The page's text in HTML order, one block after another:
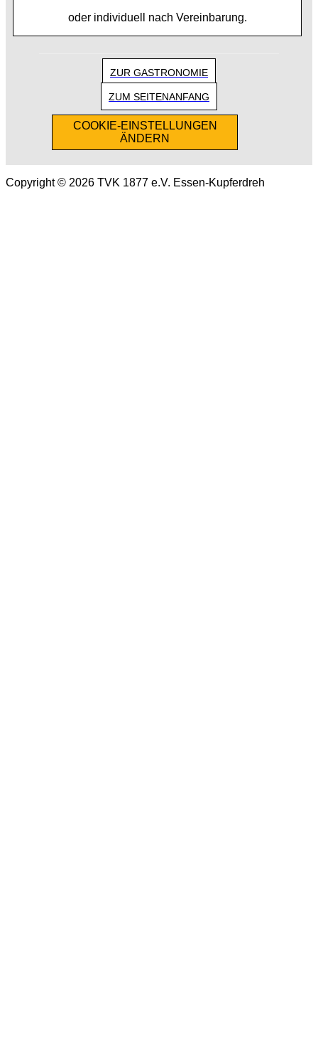
oder individuell nach Vereinbarung.
ZUR GASTRONOMIE
ZUM SEITENANFANG
COOKIE-EINSTELLUNGEN
ÄNDERN
Copyright © 2026 TVK 1877 e.V. Essen-Kupferdreh